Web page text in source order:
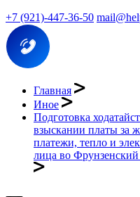
+7 (921)-447-36-50
Главная
Иное
Подготовка
взыскании платы за
платежи, тепло и
лица во